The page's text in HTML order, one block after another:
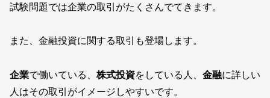
試験問題では企業の取引がたくさんでてきます。
また、金融投資に関する取引も登場します。
企業で働いている、 株式投資をしている人、 金融に詳しい
人はその取引がイメージしやすいです。